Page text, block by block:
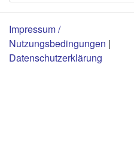
Impressum /
Nutzungsbedingungen |
Datenschutzerklärung